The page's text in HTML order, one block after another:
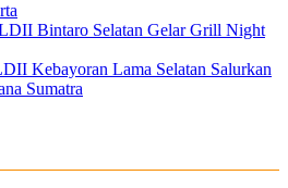
Bintaro Selatan Gelar Grill Night
Kebayoran Lama Selatan Salurkan
Sumatra